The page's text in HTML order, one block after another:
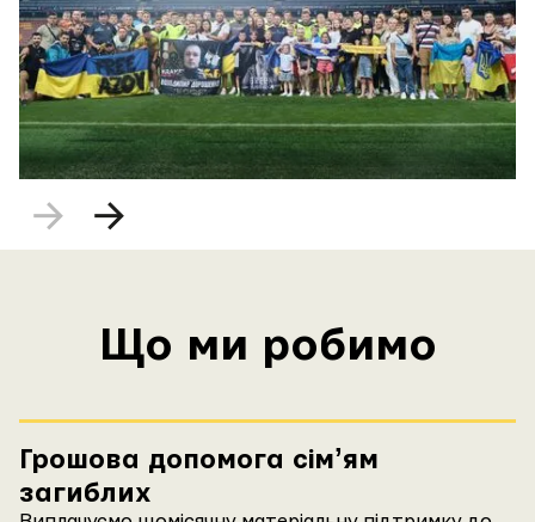
Що ми робимо
Грошова допомога сімʼям
загиблих